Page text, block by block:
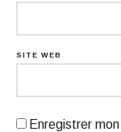
SITE WEB
Enregistrer